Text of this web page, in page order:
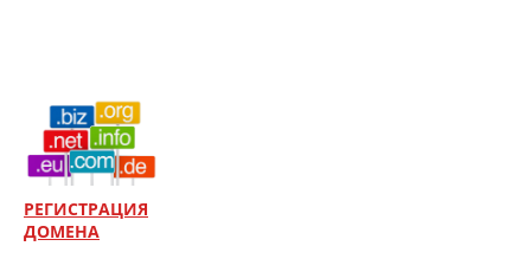
РЕГИСТРАЦИЯ
ДОМЕНА